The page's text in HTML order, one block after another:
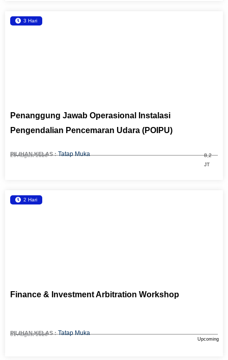
3 Hari
Penanggung Jawab Operasional Instalasi
Pengendalian Pencemaran Udara (POIPU)
PILIHAN KELAS :Tatap Muka
26 August 2026
8,2
JT
2 Hari
Finance & Investment Arbitration Workshop
PILIHAN KELAS :Tatap Muka
31 August 2026
Upcoming